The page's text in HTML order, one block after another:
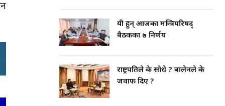
यी हुन् आजका मन्त्रिपरिषद्
बैठकका ७ निर्णय
राष्ट्रपतिले के सोधे ? बालेनले के
जवाफ दिए ?